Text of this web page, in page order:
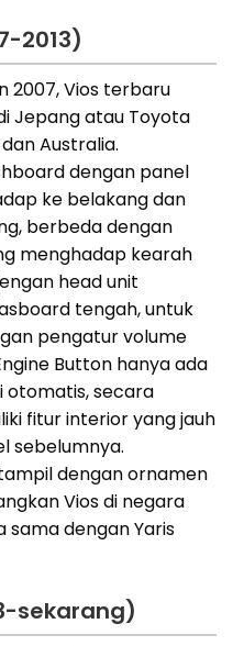
2013)
2007, Vios terbaru
Jepang atau Toyota
Australia.
dengan panel
ke belakang dan
berbeda dengan
menghadap kearah
head unit
tengah, untuk
pengatur volume
Button hanya ada
otomatis, secara
fitur interior yang jauh
sebelumnya.
dengan ornamen
Vios di negara
sama dengan Yaris
sekarang)